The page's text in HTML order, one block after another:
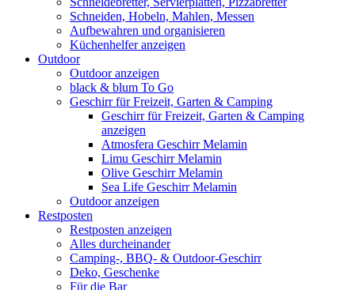
Schneiden, Hobeln, Mahlen, Messen
Aufbewahren und organisieren
Küchenhelfer anzeigen
Outdoor
Outdoor anzeigen
black & blum To Go
Geschirr für Freizeit, Garten & Camping
Geschirr für Freizeit, Garten & Camping
anzeigen
Atmosfera Geschirr Melamin
Limu Geschirr Melamin
Olive Geschirr Melamin
Sea Life Geschirr Melamin
Outdoor anzeigen
Restposten
Restposten anzeigen
Alles durcheinander
Camping-, BBQ- & Outdoor-Geschirr
Deko, Geschenke
Für die Bar